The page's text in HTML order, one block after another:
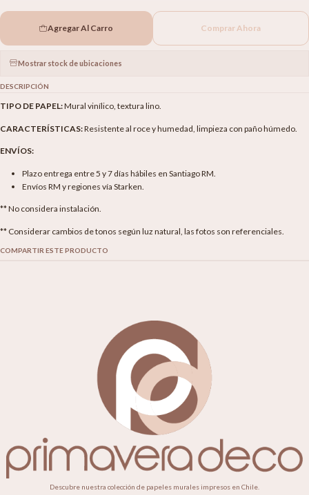
Agregar Al Carro Comprar Ahora
Mostrar stock de ubicaciones
DESCRIPCIÓN
TIPO DE PAPEL:Mural vinílico, textura lino.
CARACTERÍSTICAS:Resistente al roce y humedad, limpieza con paño húmedo.
ENVÍOS:
Plazo entrega entre 5 y 7 días hábiles en Santiago RM.
Envíos RM y regiones vía Starken.
** No considera instalación.
** Considerar cambios de tonos según luz natural, las fotos son referenciales.
COMPARTIR ESTE PRODUCTO
Descubre nuestra colección de papeles murales impresos en Chile.